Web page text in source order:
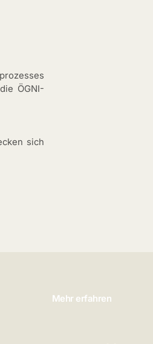
ÖGNI-
sich
Mehr erfahren